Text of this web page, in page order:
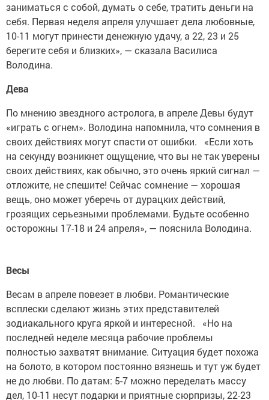
заниматься с собой, думать о себе, тратить деньги на
себя. Первая неделя апреля улучшает дела любовные,
10-11 могут принести денежную удачу, а 22, 23 и 25
берегите себя и близких», — сказала Василиса
Володина.
Дева
По мнению звездного астролога, в апреле Девы будут
«играть с огнем». Володина напомнила, что сомнения в
своих действиях могут спасти от ошибки. «Если хоть
на секунду возникнет ощущение, что вы не так уверены
своих действиях, как обычно, это очень яркий сигнал —
отложите, не спешите! Сейчас сомнение — хорошая
вещь, оно может уберечь от дурацких действий,
грозящих серьезными проблемами. Будьте особенно
осторожны 17-18 и 24 апреля», — пояснила Володина.
Весы
Весам в апреле повезет в любви. Романтические
всплески сделают жизнь этих представителей
зодиакального круга яркой и интересной. «Но на
последней неделе месяца рабочие проблемы
полностью захватят внимание. Ситуация будет похожа
на болото, в котором постоянно вязнешь и тут уж будет
не до любви. По датам: 5-7 можно переделать массу
дел, 10-11 несут подарки и приятные сюрпризы, 22-23